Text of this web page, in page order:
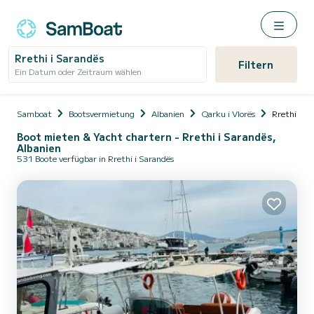
Rrethi i Sarandës
Ein Datum oder Zeitraum wählen Filtern
Samboat Bootsvermietung Albanien Qarku i Vlorës Rrethi i
Boot mieten & Yacht chartern - Rrethi i Sarandës,
Albanien
531 Boote verfügbar in Rrethi i Sarandës